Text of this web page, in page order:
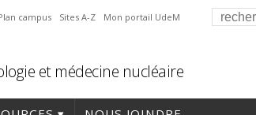
campus Sites A-Z Mon portail UdeM
et médecine nucléaire